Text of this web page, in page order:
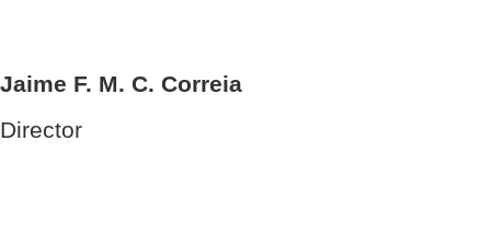
Jaime F. M. C. Correia
Director